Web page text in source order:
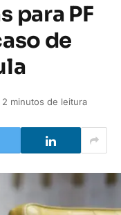
para PF
de
2 minutos de leitura